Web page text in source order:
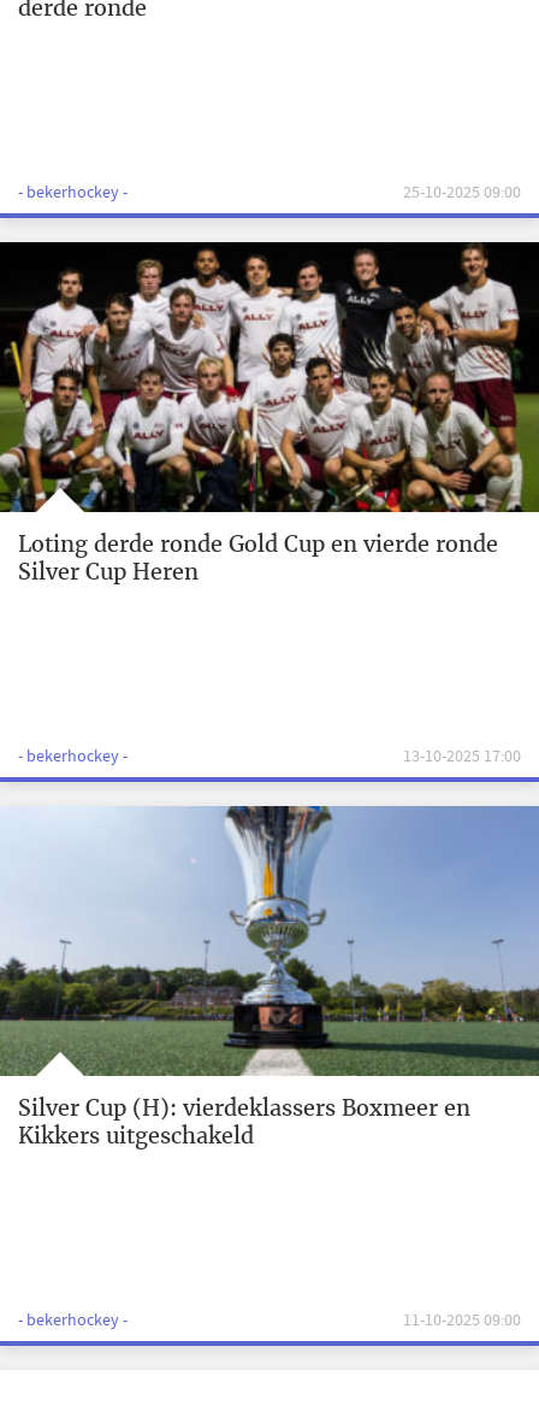
derde ronde
- bekerhockey - 25-10-2025 09:00
Loting derde ronde Gold Cup en vierde ronde
Silver Cup Heren
- bekerhockey - 13-10-2025 17:00
Silver Cup (H): vierdeklassers Boxmeer en
Kikkers uitgeschakeld
- bekerhockey - 11-10-2025 09:00